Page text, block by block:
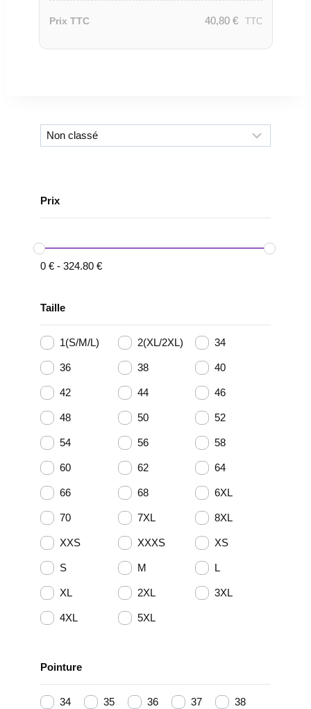
Prix TTC 40,80 € TTC
Prix
0 € - 324.80 €
Taille
1(S/M/L) 2(XL/2XL) 34
36 38 40
42 44 46
48 50 52
54 56 58
60 62 64
66 68 6XL
70 7XL 8XL
XXS XXXS XS
S M L
XL 2XL 3XL
4XL 5XL
Pointure
34 35 36 37 38